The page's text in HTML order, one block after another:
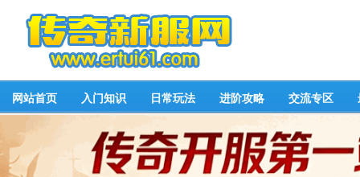
网站首页 入门知识 日常玩法 进阶攻略 交流专区